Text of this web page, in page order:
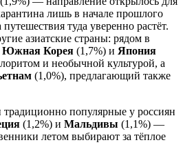
лишь в начале прошлого
туда уверенно растёт.
азиатские страны: рядом в
Южная Корея (1,7%) и Япония
и необычной культурой, а
(1,0%), предлагающий также
популярные у россиян
(1,2%) и Мальдивы (1,1%) —
летом выбирают за тёплое